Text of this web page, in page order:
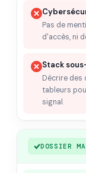
Pas de
d'accès, ni
Stack
Décrire des
tableurs
signal.
DOSSIER